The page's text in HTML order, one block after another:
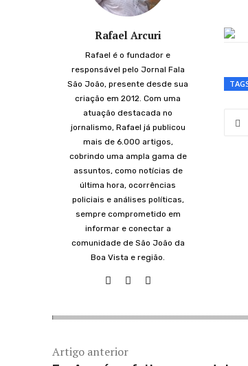
Rafael Arcuri
Rafael é o fundador e
responsável pelo Jornal Fala
São João, presente desde sua
criação em 2012. Com uma
atuação destacada no
jornalismo, Rafael já publicou
mais de 6.000 artigos,
cobrindo uma ampla gama de
assuntos, como notícias de
última hora, ocorrências
policiais e análises políticas,
sempre comprometido em
informar e conectar a
comunidade de São João da
Boa Vista e região.
Artigo anterior